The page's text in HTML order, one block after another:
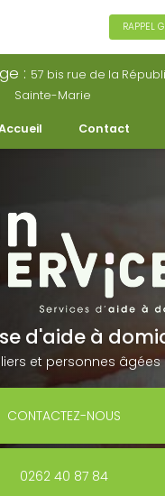
: 57 bis rue de la
Sainte-Marie
Contact
RAPPEL
d'aide à
et personnes âgées
CONTACTEZ-NOUS
0262 40 87 84